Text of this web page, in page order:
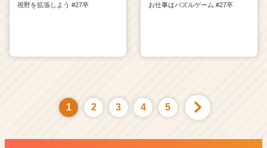
視野を拡張しよう #27卒
お仕事はパズルゲーム #27卒
1 2 3 4 5